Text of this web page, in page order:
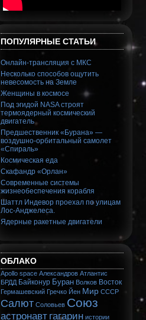
ПОПУЛЯРНЫЕ СТАТЬИ
Онлайн-трансляция с МКС
Несколько способов ощутить
невесомость на Земле
Женщины в космосе
Под эгидой NASA строят
термоядерный космический
двигатель
Предшественник «Бурана» —
воздушно-орбитальный самолет
«Спираль»
Космическая еда
Скафандр «Орлан»
Современные системы
жизнеобеспечения корабля
Шаттл Индевор проехал по улицам
Лос-Анджелеса.
Ядерные ракетные двигатели
ОБЛАКО
Apollo space Александров Атлантис
БРДД Байконур Буран Волков Восток
Гермашевский Гречко Йен Мир СССР
Салют Соловьев Союз
астронавт гагарин истории